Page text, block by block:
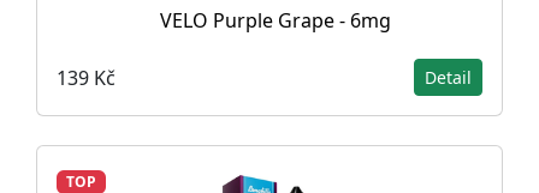
VELO Purple Grape - 6mg
139 Kč Detail
TOP